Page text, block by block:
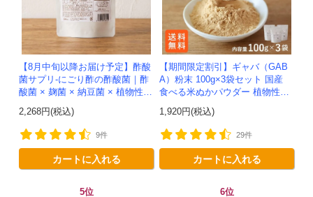
【8月中旬以降お届け予定】酢酸
菌サプリ-にごり酢の酢酸菌｜酢
酸菌 × 麹菌 × 納豆菌 × 植物性乳
酸菌20兆個を一粒に凝縮-かわし
ま屋-モニター追加20...
2,268円(税込)
9件
カートに入れる
【期間限定割引】ギャバ（GAB
A）粉末 100g×3袋セット 国産
食べる米ぬかパウダー 植物性乳
酸菌発酵 -かわしま屋- 【送料無
料】*メール便での発送...
1,920円(税込)
29件
カートに入れる
5位 6位